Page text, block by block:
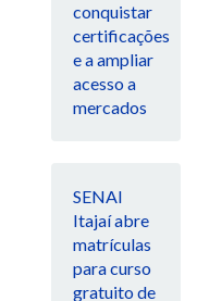
conquistar
certificações
e a ampliar
acesso a
mercados
SENAI
Itajaí abre
matrículas
para curso
gratuito de